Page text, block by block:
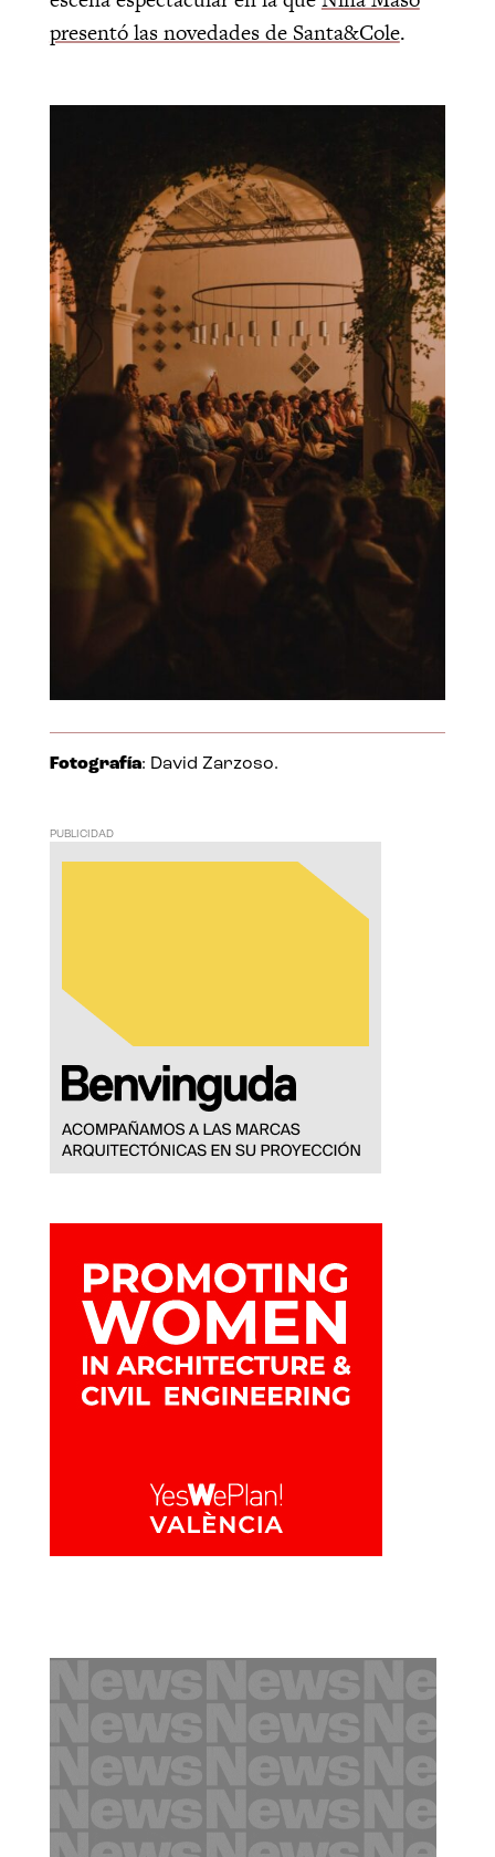
presentó las novedades de Santa&Cole.
Fotografía: David Zarzoso.
PUBLICIDAD